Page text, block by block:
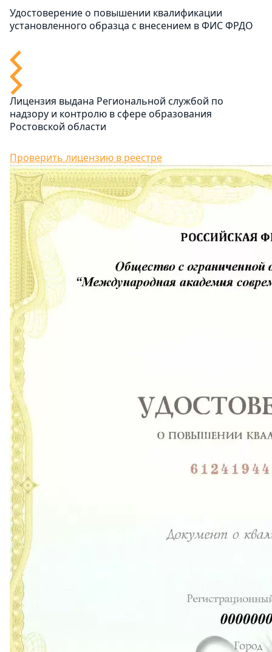
Удостоверение о повышении квалификации
установленного образца с внесением в ФИС ФРДО
Лицензия выдана Региональной службой по
надзору и контролю в сфере образования
Ростовской области
Проверить лицензию в реестре